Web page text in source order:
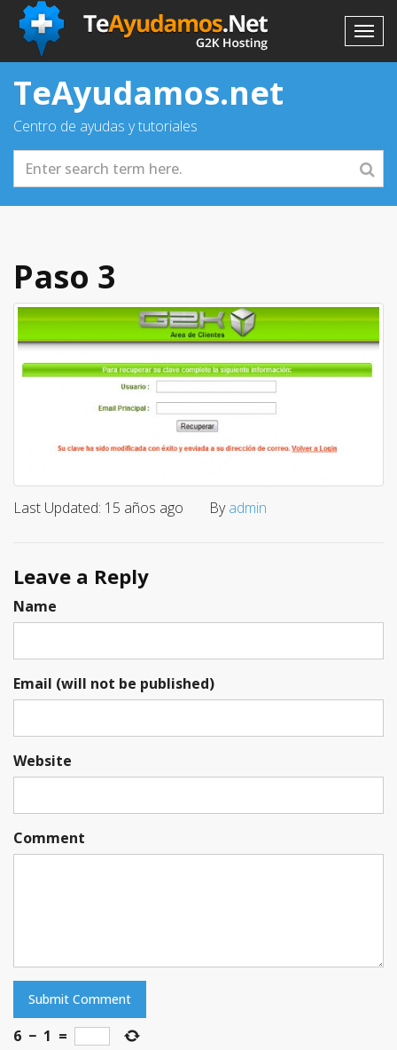
TeAyudamos.net
Centro de ayudas y tutoriales
Paso 3
Last Updated: 15 años ago Byadmin
Leave a Reply
Name
Email (will not be published)
Website
Comment
6 − 1 =